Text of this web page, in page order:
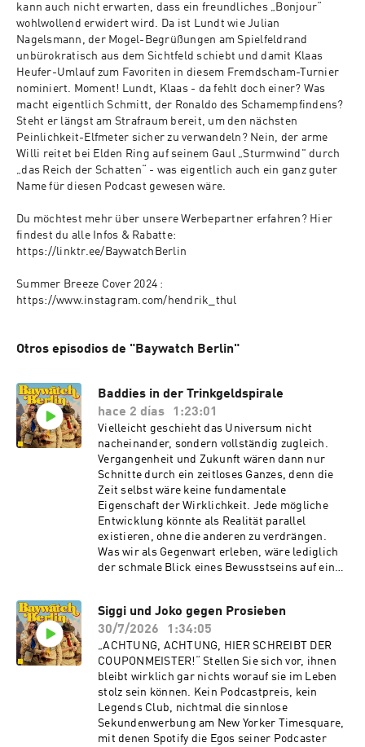
kann auch nicht erwarten, dass ein freundliches „Bonjour“
wohlwollend erwidert wird. Da ist Lundt wie Julian
Nagelsmann, der Mogel-Begrüßungen am Spielfeldrand
unbürokratisch aus dem Sichtfeld schiebt und damit Klaas
Heufer-Umlauf zum Favoriten in diesem Fremdscham-Turnier
nominiert. Moment! Lundt, Klaas - da fehlt doch einer? Was
macht eigentlich Schmitt, der Ronaldo des Schamempfindens?
Steht er längst am Strafraum bereit, um den nächsten
Peinlichkeit-Elfmeter sicher zu verwandeln? Nein, der arme
Willi reitet bei Elden Ring auf seinem Gaul „Sturmwind" durch
„das Reich der Schatten“ - was eigentlich auch ein ganz guter
Name für diesen Podcast gewesen wäre.
Du möchtest mehr über unsere Werbepartner erfahren? Hier
findest du alle Infos & Rabatte:
https://linktr.ee/BaywatchBerlin
Summer Breeze Cover 2024 :
https://www.instagram.com/hendrik_thul
Otros episodios de "Baywatch Berlin"
Baddies in der Trinkgeldspirale
hace 2 días
1:23:01
Vielleicht geschieht das Universum nicht
nacheinander, sondern vollständig zugleich.
Vergangenheit und Zukunft wären dann nur
Schnitte durch ein zeitloses Ganzes, denn die
Zeit selbst wäre keine fundamentale
Eigenschaft der Wirklichkeit. Jede mögliche
Entwicklung könnte als Realität parallel
existieren, ohne die anderen zu verdrängen.
Was wir als Gegenwart erleben, wäre lediglich
der schmale Blick eines Bewusstseins auf ein
ist doch vollkommen klar: Es ist absolut
vorstellbar, dass Schmitti sich zwar in
Griechenland eine Monotitte angefressen hat,
aber trotzdem ein Baddie ist, von dem sich die
Frauen auf seiner Ferieninsel noch Jahre nach
dem Sommer 26 mit hochrotem Kopf legendäre
Geschichten erzählen. Interessant wäre zu
sehen, ab wann sich so eine Quantenphysik
verarscht fühlt, wenn Lundt die Möglichkeit der
Siggi und Joko gegen Prosieben
30/7/2026
1:34:05
„ACHTUNG, ACHTUNG, HIER SCHREIBT DER
COUPONMEISTER!“ Stellen Sie sich vor, ihnen
bleibt wirklich gar nichts worauf sie im Leben
stolz sein können. Kein Podcastpreis, kein
Legends Club, nichtmal die sinnlose
Sekundenwerbung am New Yorker Timesquare,
mit denen Spotify die Egos seiner Podcaster